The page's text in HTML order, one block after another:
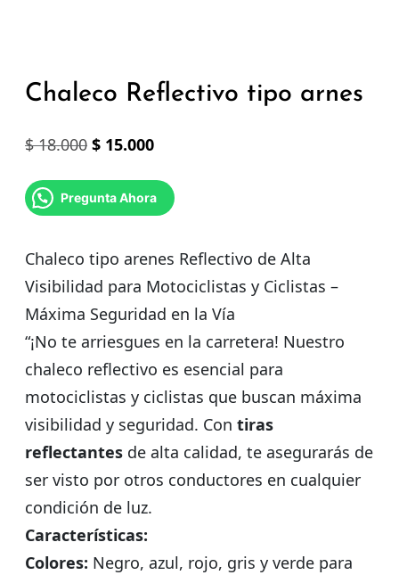
Chaleco Reflectivo tipo arnes
$18.000 Original
was:
$ 15.000Current
is:
Pregunta Ahora
Chaleco tipo arenes Reflectivo de Alta
Visibilidad para Motociclistas y Ciclistas –
Máxima Seguridad en la Vía
“¡No te arriesgues en la carretera! Nuestro
chaleco reflectivo es esencial para
motociclistas y ciclistas que buscan máxima
visibilidad y seguridad. Con tiras
reflectantes de alta calidad, te asegurarás de
ser visto por otros conductores en cualquier
condición de luz.
Características:
Colores: Negro, azul, rojo, gris y verde para